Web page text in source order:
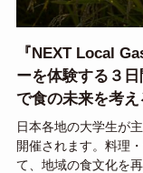
『NEXT Local
ーを体験する３
で食の未来を考え
日本各地の大学生が
開催されます。料理
て、地域の食文化を